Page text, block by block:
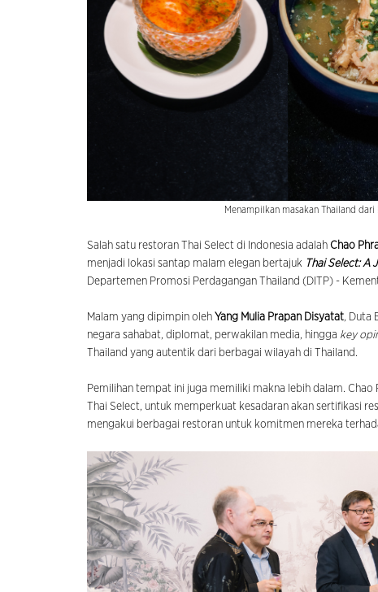
Menampilkan masakan Thailand
Salah satu restoran Thai Select di Indonesia adalah Chao
menjadi lokasi santap malam elegan bertajuk Thai Select: A
Departemen Promosi Perdagangan Thailand (DITP) -
Malam yang dipimpin oleh Yang Mulia Prapan Disyatat, Duta
negara sahabat, diplomat, perwakilan media, hingga key
Thailand yang autentik dari berbagai wilayah di Thailand.
Pemilihan tempat ini juga memiliki makna lebih dalam.
Thai Select, untuk memperkuat kesadaran akan sertifikasi
mengakui berbagai restoran untuk komitmen mereka